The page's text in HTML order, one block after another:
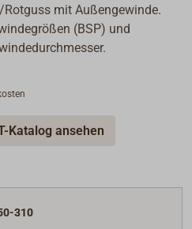
mit Außengewinde.
(BSP) und
Katalog ansehen
310